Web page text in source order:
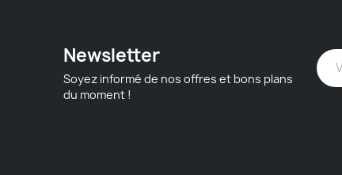
Newsletter
Soyez informé de nos offres et bons plans
du moment !